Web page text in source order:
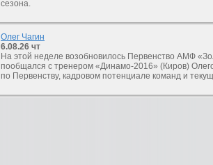
сезона.
Олег Чагин
6.08.26 чт
На этой неделе возобновилось Первенство АМФ
пообщался с тренером «Динамо-2016» (Киров)
по Первенству, кадровом потенциале команд и